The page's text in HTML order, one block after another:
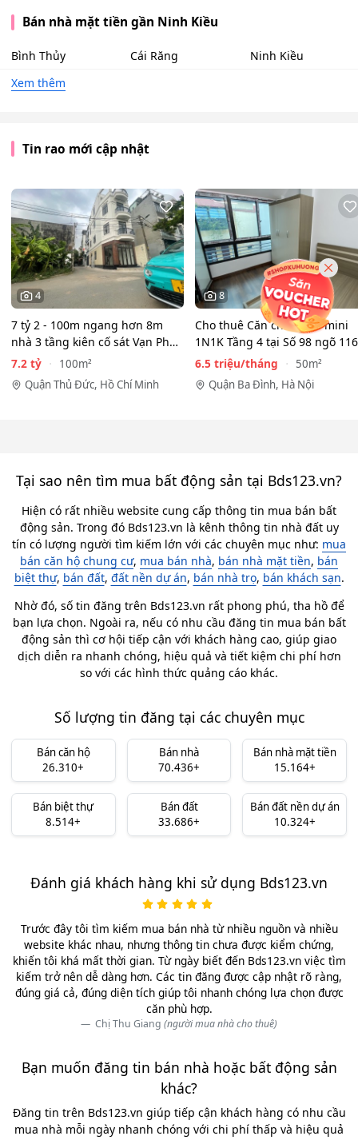
Bán nhà mặt tiền gần Ninh Kiều
Bình Thủy Cái Răng
Ninh Kiều
Xem thêm
Tin rao mới cập nhật
4
7 tỷ 2 - 100m ngang hơn 8m
nhà 3 tầng kiên cố sát Vạn Phúc
City - HẺM XE HƠI…
7.2 tỷ
100m²
Quận Thủ Đức, Hồ Chí Minh
8
Cho thuê Căn chung cư mini
1N1K Tầng 4 tại Số 98 ngõ 116
Phan Kế Bính, Ba Đình.…
6.5 triệu/tháng
50m²
Quận Ba Đình, Hà Nội
Tại sao nên tìm mua bất động sản tại Bds123.vn?
Hiện có rất nhiều website cung cấp thông tin mua bán bất
động sản. Trong đó Bds123.vn là kênh thông tin nhà đất uy
tín có lượng người tìm kiếm lớn với các chuyên mục như: mua
bán căn hộ chung cư, mua bán nhà, bán nhà mặt tiền, bán
biệt thự, bán đất, đất nền dự án, bán nhà trọ, bán khách sạn.
Nhờ đó, số tin đăng trên Bds123.vn rất phong phú, tha hồ để
bạn lựa chọn. Ngoài ra, nếu có nhu cầu đăng tin mua bán bất
động sản thì cơ hội tiếp cận với khách hàng cao, giúp giao
dịch diễn ra nhanh chóng, hiệu quả và tiết kiệm chi phí hơn
so với các hình thức quảng cáo khác.
Số lượng tin đăng tại các chuyên mục
Bán căn hộ
26.310+
Bán nhà
70.436+
Bán nhà mặt tiền
15.164+
Bán biệt thự
8.514+
Bán đất
33.686+
Bán đất nền dự án
10.324+
Đánh giá khách hàng khi sử dụng Bds123.vn
Trước đây tôi tìm kiếm mua bán nhà từ nhiều nguồn và nhiều
website khác nhau, nhưng thông tin chưa được kiểm chứng,
khiến tôi khá mất thời gian. Từ ngày biết đến Bds123.vn việc tìm
kiếm trở nên dễ dàng hơn. Các tin đăng được cập nhật rõ ràng,
đúng giá cả, đúng diện tích giúp tôi nhanh chóng lựa chọn được
căn phù hợp.
Chị Thu Giang (người mua nhà cho thuê)
Bạn muốn đăng tin bán nhà hoặc bất động sản
khác?
Đăng tin trên Bds123.vn giúp tiếp cận khách hàng có nhu cầu
mua nhà mỗi ngày nhanh chóng với chi phí thấp và hiệu quả